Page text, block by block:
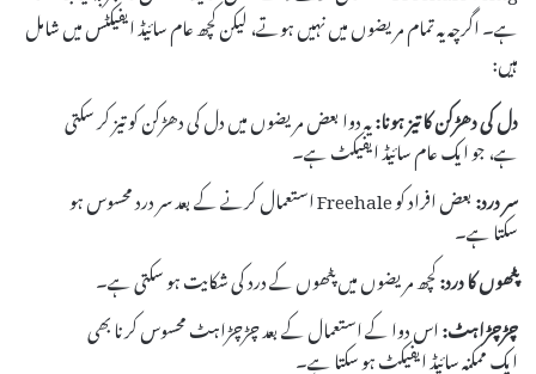
ہے۔ اگرچہ یہ تمام مریضوں میں نہیں ہوتے، لیکن کچھ عام سائیڈ ایفیکٹس میں شامل
ہیں:
دل کی دھڑکن کا تیز ہونا:یہ دوا بعض مریضوں میں دل کی دھڑکن کو تیز کر سکتی
ہے، جو ایک عام سائیڈ ایفیکٹ ہے۔
سر درد:
بعض افراد کو Freehale استعمال کرنے کے بعد سر درد محسوس ہو
سکتا ہے۔
پٹھوں کا درد:کچھ مریضوں میں پٹھوں کے درد کی شکایت ہو سکتی ہے۔
چڑچڑاہٹ:اس دوا کے استعمال کے بعد چڑچڑاہٹ محسوس کرنا بھی
ایک ممکنہ سائیڈ ایفیکٹ ہو سکتا ہے۔